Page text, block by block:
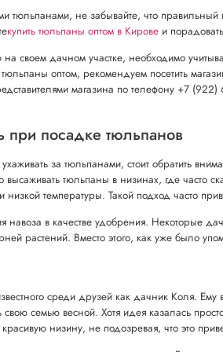
тюльпанами, не забывайте, что
купить тюльпаны оптом в Кировеи
своем дачном участке, необходимо
оптом, рекомендуем посетить
магазина по телефону +7
при посадке тюльпанов
за тюльпанами, стоит обратить
тюльпаны в низинах, где часто
низкой температуры. Такой подход часто
в качестве удобрения. Некоторые
растений. Вместо этого, как уже было
среди друзей как дачник Коля.
семью весной. Хотя идея казалась
низину, не подозревая, что это